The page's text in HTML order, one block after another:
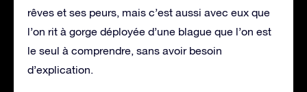
rêves et ses peurs, mais c’est aussi avec eux que
l’on rit à gorge déployée d’une blague que l’on est
le seul à comprendre, sans avoir besoin
d’explication.